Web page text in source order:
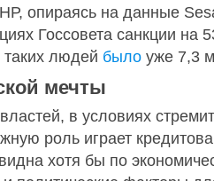
опираясь на данные
Госсовета санкции на
людей было уже 7,3
мечты
в условиях
роль играет
хотя бы по